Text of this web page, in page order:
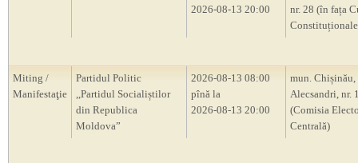
2026-08-13 20:00
nr. 28 (în fața
Miting /
Manifestaţie
Partidul Politic
,,Partidul Socialiștilor
din Republica
Moldova”
2026-08-13 08:00
pînă la
2026-08-13 20:00
mun. Chișinău,
Alecsandri, nr.
(Comisia
Centrală)